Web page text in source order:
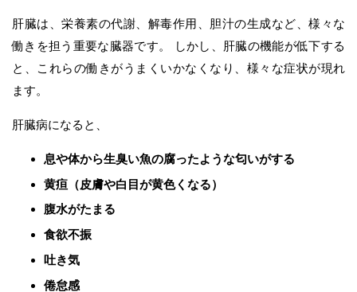
肝臓は、栄養素の代謝、解毒作用、胆汁の生成など、様々な
働きを担う重要な臓器です。 しかし、肝臓の機能が低下する
と、これらの働きがうまくいかなくなり、様々な症状が現れ
ます。
肝臓病になると、
息や体から生臭い魚の腐ったような匂いがする
黄疸（皮膚や白目が黄色くなる）
腹水がたまる
食欲不振
吐き気
倦怠感